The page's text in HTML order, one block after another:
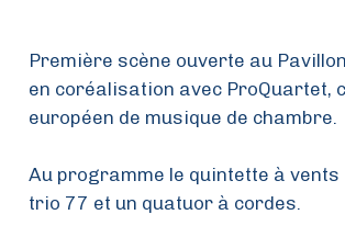
Première scène ouverte au
en coréalisation avec ProQuartet,
européen de musique de chambre.
Au programme le quintette à vents
trio 77 et un quatuor à cordes.